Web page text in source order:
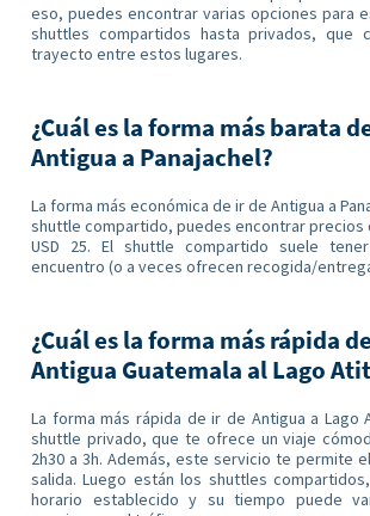
eso, puedes encontrar varias opciones para
shuttles compartidos hasta privados, que
trayecto entre estos lugares.
¿Cuál es la forma más barata
Antigua a Panajachel?
La forma más económica de ir de Antigua a
shuttle compartido, puedes encontrar precios
USD 25. El shuttle compartido suele
encuentro (o a veces ofrecen recogida/
¿Cuál es la forma más rápida
Antigua Guatemala al Lago
La forma más rápida de ir de Antigua a Lago
shuttle privado, que te ofrece un viaje
2h30 a 3h. Además, este servicio te permite
salida. Luego están los shuttles
horario establecido y su tiempo puede